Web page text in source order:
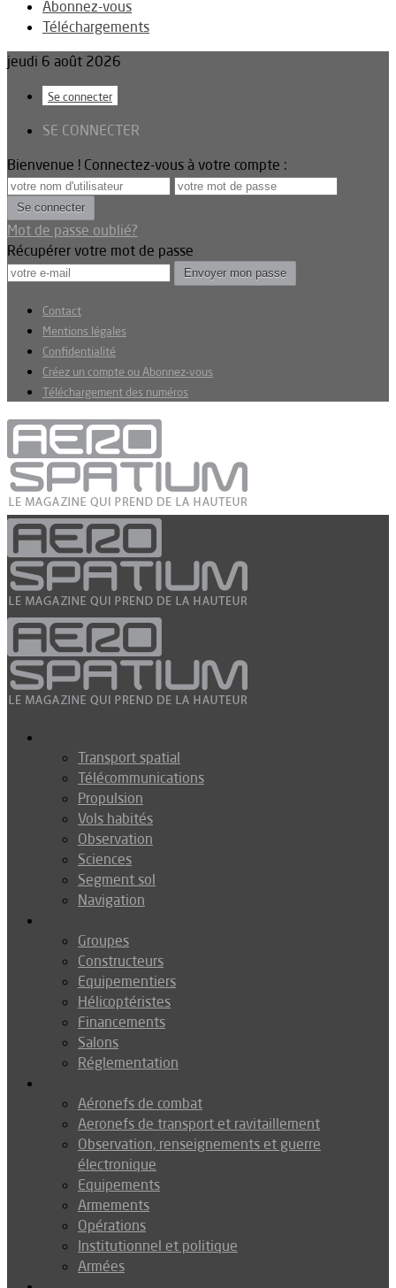
Abonnez-vous
Téléchargements
jeudi 6 août 2026
Se connecter
SE CONNECTER
Bienvenue ! Connectez-vous à votre compte :
Mot de passe oublié?
Récupérer votre mot de passe
Contact
Mentions légales
Confidentialité
Créez un compte ou Abonnez-vous
Téléchargement des numéros
Transport spatial
Télécommunications
Propulsion
Vols habités
Observation
Sciences
Segment sol
Navigation
Groupes
Constructeurs
Equipementiers
Hélicoptéristes
Financements
Salons
Réglementation
Aéronefs de combat
Aeronefs de transport et ravitaillement
Observation, renseignements et guerre
électronique
Equipements
Armements
Opérations
Institutionnel et politique
Armées